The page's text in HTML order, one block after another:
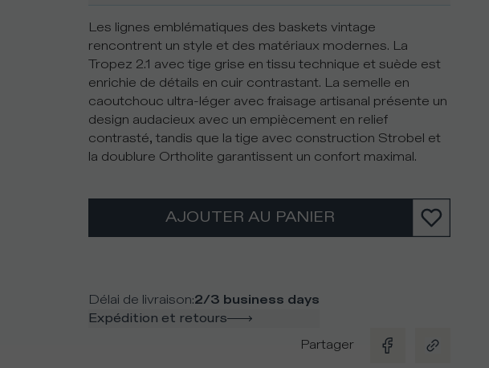
Les lignes emblématiques des baskets vintage
rencontrent un style et des matériaux modernes. La
Tropez 2.1 avec tige grise en tissu technique et suède est
enrichie de détails en cuir contrastant. La semelle en
caoutchouc ultra-léger avec fraisage artisanal présente un
design audacieux avec un empiècement en relief
contrasté, tandis que la tige avec construction Strobel et
la doublure Ortholite garantissent un confort maximal.
AJOUTER AU PANIER
Délai de livraison:2/3 business days
Expédition et retours
Partager